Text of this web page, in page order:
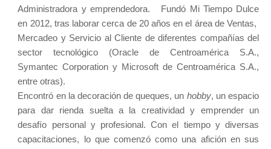
Administradora y emprendedora. Fundó Mi Tiempo Dulce
en 2012, tras laborar cerca de 20 años en el área de Ventas,
Mercadeo y Servicio al Cliente de diferentes compañías del
sector tecnológico (Oracle de Centroamérica S.A.,
Symantec Corporation y Microsoft de Centroamérica S.A.,
entre otras).
Encontró en la decoración de queques, un hobby, un espacio
para dar rienda suelta a la creatividad y emprender un
desafío personal y profesional. Con el tiempo y diversas
capacitaciones, lo que comenzó como una afición en sus